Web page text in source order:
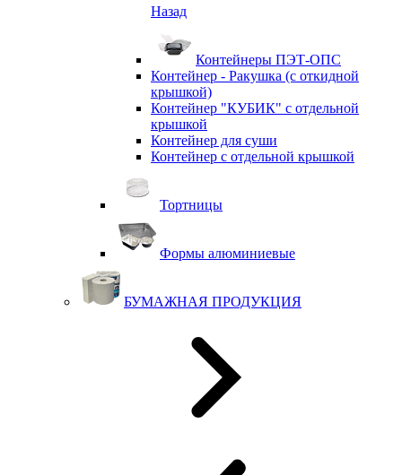
Назад
Контейнеры ПЭТ-ОПС
Контейнер - Ракушка (с откидной
крышкой)
Контейнер "КУБИК" с отдельной
крышкой
Контейнер для суши
Контейнер с отдельной крышкой
Тортницы
Формы алюминиевые
БУМАЖНАЯ ПРОДУКЦИЯ